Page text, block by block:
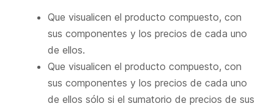
Que visualicen el producto compuesto, con
sus componentes y los precios de cada uno
de ellos.
Que visualicen el producto compuesto, con
sus componentes y los precios de cada uno
de ellos sólo si el sumatorio de precios de sus